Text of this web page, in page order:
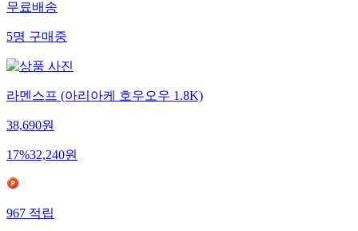
무료배송
5명구매중
라멘스프 (아리아케 호우오우 1.8K)
38,690원
17%32,240원
967적립